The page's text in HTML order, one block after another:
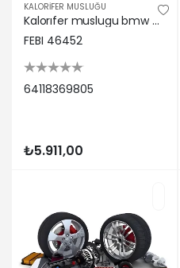
KALORİFER MUSLUĞU
Kalorıfer muslugu bmw e46 e39 x3 e83 z8 e52 Febı bılsteın 64118369805
FEBI 46452
64118369805
₺5.911,00